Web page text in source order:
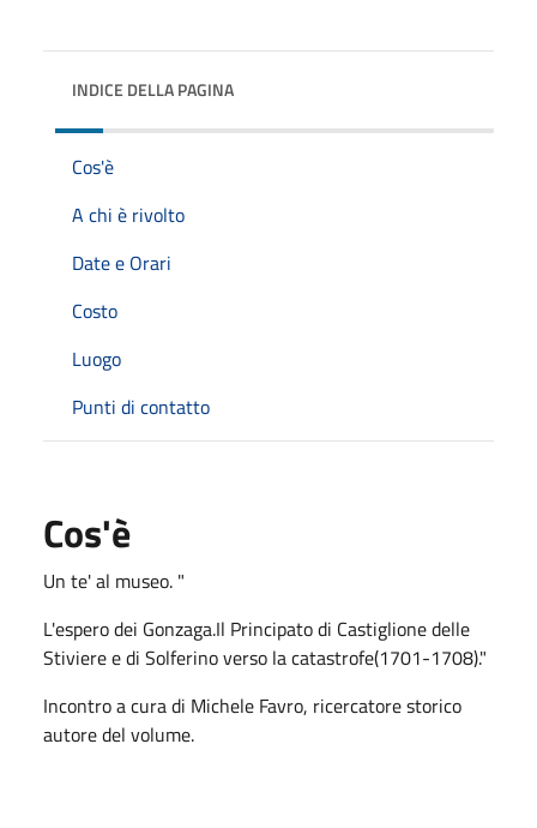
INDICE DELLA PAGINA
Cos'è
A chi è rivolto
Date e Orari
Costo
Luogo
Punti di contatto
Cos'è
Un te' al museo. "
L'espero dei Gonzaga.Il Principato di Castiglione delle
Stiviere e di Solferino verso la catastrofe(1701-1708)."
Incontro a cura di Michele Favro, ricercatore storico
autore del volume.